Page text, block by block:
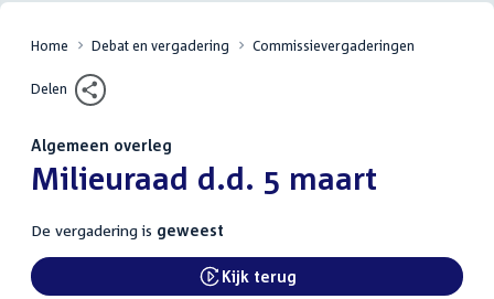
Home Debat en vergadering Commissievergaderingen
Delen
Algemeen overleg
:Milieuraad d.d. 5 maart
De vergadering is geweest
External link:
Kijk terug